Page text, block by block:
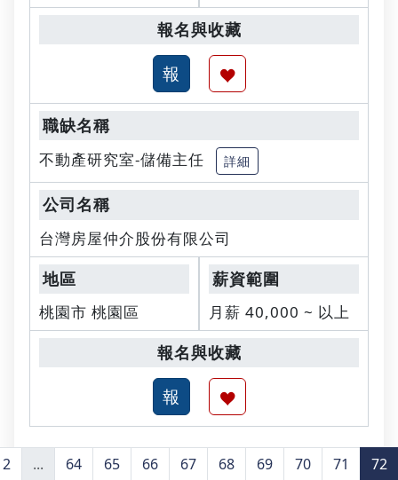
不動產研究室-儲備主任 詳細
台灣房屋仲介股份有限公司
桃園市 桃園區 月薪 40,000 ~ 以上
2 ... 64 65 66 67 68 69 70 71 72